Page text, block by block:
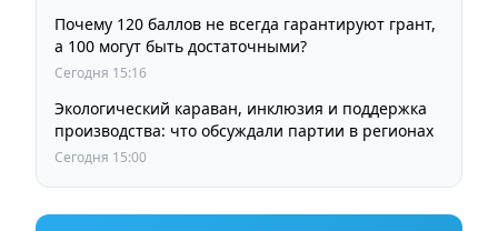
Почему 120 баллов не всегда гарантируют грант,
а 100 могут быть достаточными?
Сегодня 15:16
Экологический караван, инклюзия и поддержка
производства: что обсуждали партии в регионах
Сегодня 15:00